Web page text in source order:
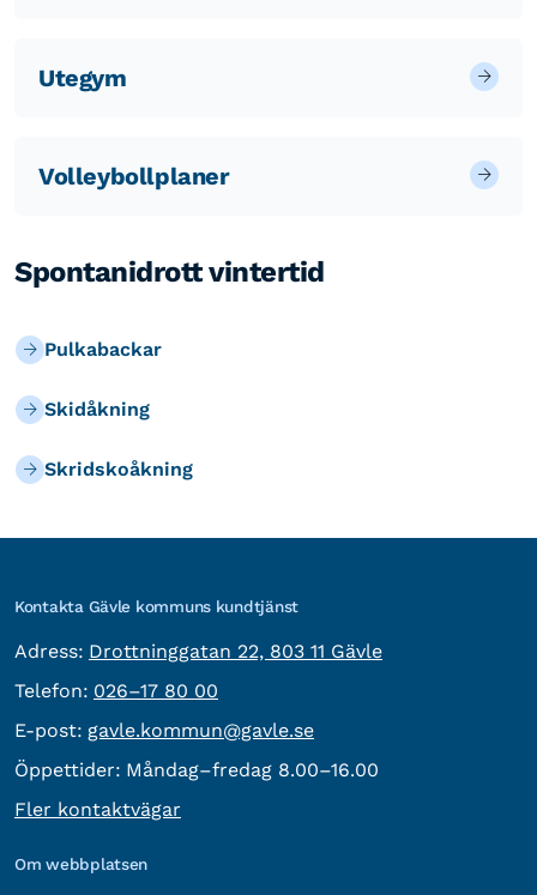
Utegym
Volleybollplaner
Spontanidrott vintertid
Pulkabackar
Skidåkning
Skridskoåkning
Kontakta Gävle kommuns kundtjänst
Adress: besöksadress:
Drottninggatan 22, 803 11 Gävle
Telefon: Telefon:
026–17 80 00
E-post: E-post:
gavle.kommun@gavle.se
Öppettider: Måndag–fredag 8.00–16.00
Fler kontaktvägar
Om webbplatsen